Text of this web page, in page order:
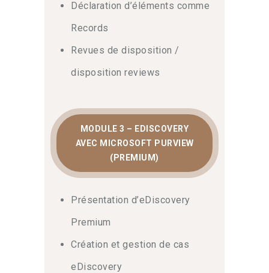
programme de conformité pérenne.En
conclusion, ce parcours expert vous
la conformité en un levier stratégique
de confiance pour votre organisation.
Déclaration d’éléments comme
Records
Revues de disposition /
disposition reviews
MODULE 3 – EDISCOVERY
AVEC MICROSOFT PURVIEW
(PREMIUM)
Présentation d’eDiscovery
Premium
Création et gestion de cas
eDiscovery